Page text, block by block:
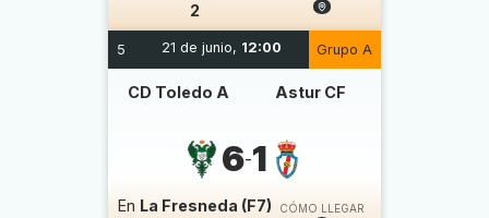
2
5 21 de junio, 12:00 Grupo A
CD Toledo A Astur CF
6-1
En La Fresneda (F7)
CÓMO LLEGAR